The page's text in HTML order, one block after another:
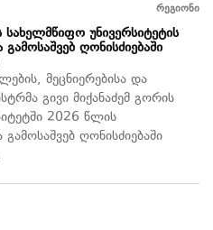
რეგიონი
სახელმწიფო უნივერსიტეტის
ღონისძიებაში
მეცნიერებისა და
გივი მიქანაძემ გორის
2026 წლის
ღონისძიებაში